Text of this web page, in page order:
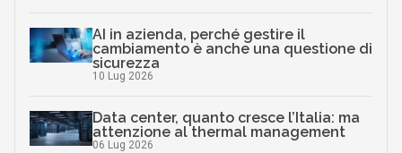
AI in azienda, perché gestire il
cambiamento è anche una questione di
sicurezza
10 Lug 2026
Data center, quanto cresce l’Italia: ma
attenzione al thermal management
06 Lug 2026